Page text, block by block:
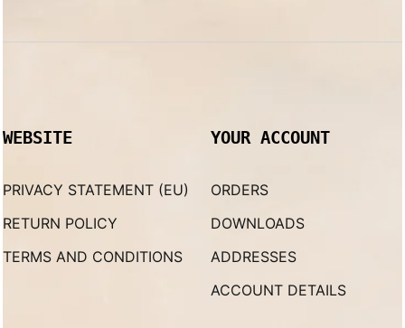
WEBSITE
PRIVACY STATEMENT (EU)
RETURN POLICY
TERMS AND CONDITIONS
YOUR ACCOUNT
ORDERS
DOWNLOADS
ADDRESSES
ACCOUNT DETAILS